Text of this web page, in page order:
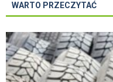
WARTO PRZECZYTAĆ